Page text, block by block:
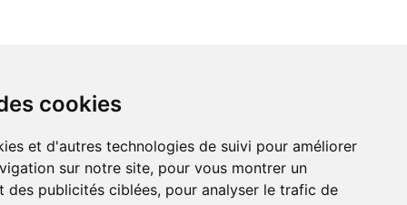
cookies
et d'autres technologies de suivi pour améliorer
sur notre site, pour vous montrer un
des publicités ciblées, pour analyser le trafic de